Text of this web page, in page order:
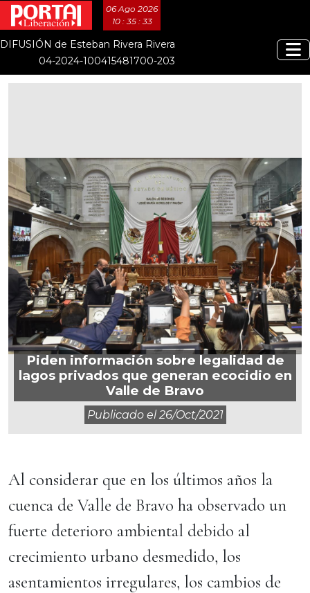
06 Ago 2026
10 : 35 : 34
DIFUSIÓN de Esteban Rivera Rivera
04-2024-100415481700-203
Piden información sobre legalidad de
lagos privados que generan ecocidio en
Valle de Bravo
Publicado el26/oct/2021
Al considerar que en los últimos años la
cuenca de Valle de Bravo ha observado un
fuerte deterioro ambiental debido al
crecimiento urbano desmedido, los
asentamientos irregulares, los cambios de